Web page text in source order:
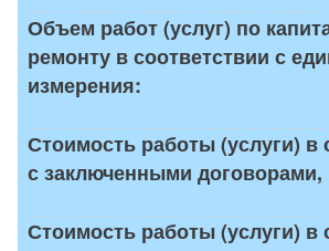
Объем работ (услуг) по
ремонту в соответствии с
измерения:
Стоимость работы (услуги) в
с заключенными договорами,
Стоимость работы (услуги) в